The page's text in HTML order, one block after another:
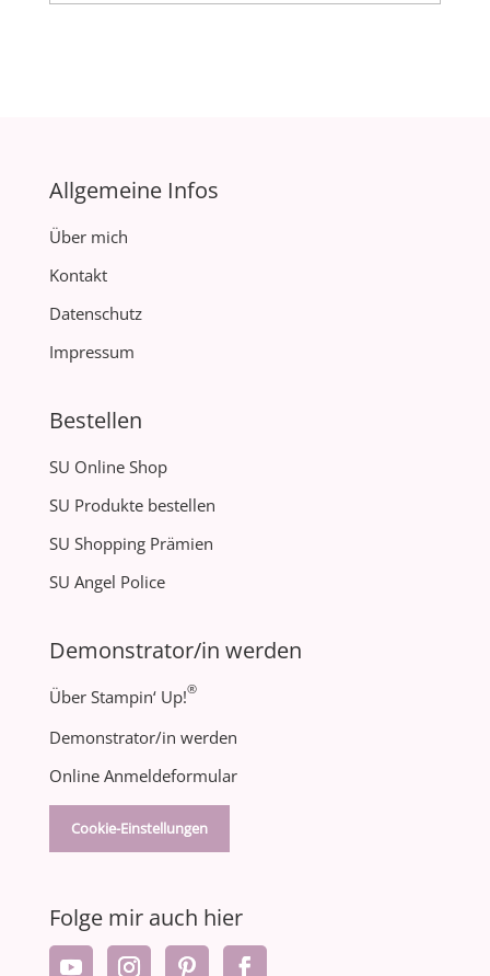
Allgemeine Infos
Über mich
Kontakt
Datenschutz
Impressum
Bestellen
SU Online Shop
SU Produkte bestellen
SU Shopping Prämien
SU Angel Police
Demonstrator/in werden
Über Stampin‘ Up!®
Demonstrator/in werden
Online Anmeldeformular
Cookie-Einstellungen
Folge mir auch hier